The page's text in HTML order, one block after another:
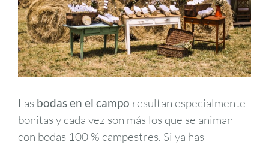
Las bodas en el campo resultan especialmente
bonitas y cada vez son más los que se animan
con bodas 100 % campestres. Si ya has